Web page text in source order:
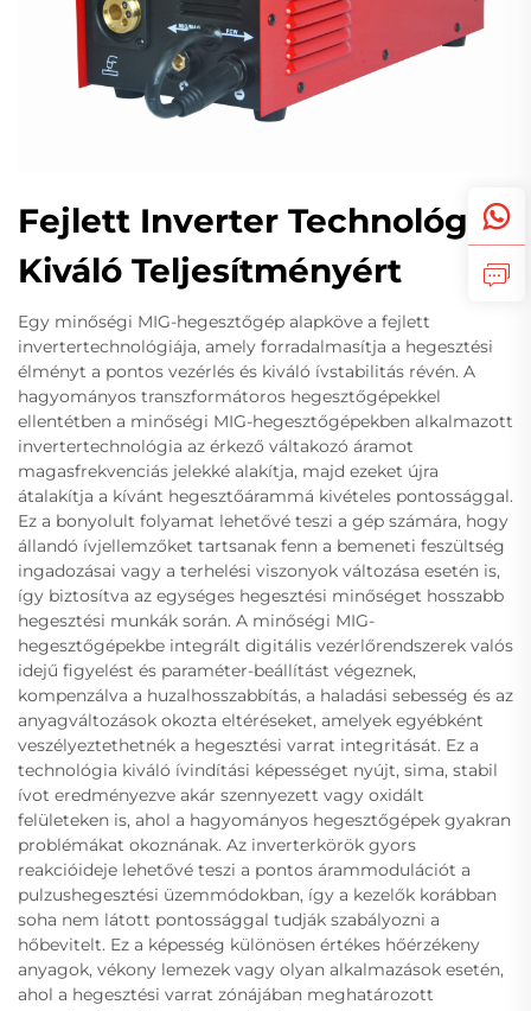
Fejlett Inverter Technológia
Kiváló Teljesítményért
Egy minőségi MIG-hegesztőgép alapköve a fejlett
invertertechnológiája, amely forradalmasítja a hegesztési
élményt a pontos vezérlés és kiváló ívstabilitás révén. A
hagyományos transzformátoros hegesztőgépekkel
ellentétben a minőségi MIG-hegesztőgépekben alkalmazott
invertertechnológia az érkező váltakozó áramot
magasfrekvenciás jelekké alakítja, majd ezeket újra
átalakítja a kívánt hegesztőárammá kivételes pontossággal.
Ez a bonyolult folyamat lehetővé teszi a gép számára, hogy
állandó ívjellemzőket tartsanak fenn a bemeneti feszültség
ingadozásai vagy a terhelési viszonyok változása esetén is,
így biztosítva az egységes hegesztési minőséget hosszabb
hegesztési munkák során. A minőségi MIG-
hegesztőgépekbe integrált digitális vezérlőrendszerek valós
idejű figyelést és paraméter-beállítást végeznek,
kompenzálva a huzalhosszabbítás, a haladási sebesség és az
anyagváltozások okozta eltéréseket, amelyek egyébként
veszélyeztethetnék a hegesztési varrat integritását. Ez a
technológia kiváló ívindítási képességet nyújt, sima, stabil
ívot eredményezve akár szennyezett vagy oxidált
felületeken is, ahol a hagyományos hegesztőgépek gyakran
problémákat okoznának. Az inverterkörök gyors
reakcióideje lehetővé teszi a pontos árammodulációt a
pulzushegesztési üzemmódokban, így a kezelők korábban
soha nem látott pontossággal tudják szabályozni a
hőbevitelt. Ez a képesség különösen értékes hőérzékeny
anyagok, vékony lemezek vagy olyan alkalmazások esetén,
ahol a hegesztési varrat zónájában meghatározott